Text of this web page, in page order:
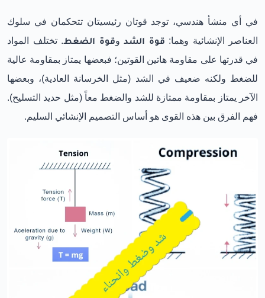
في أي منشأ هندسي، توجد قوتان رئيسيتان تتحكمان في سلوك
العناصر الإنشائية وهما: قوة الشد وقوة الضغط. تختلف المواد
في قدرتها على مقاومة هاتين القوتين؛ فبعضها يمتاز بمقاومة عالية
للضغط ولكنه ضعيف في الشد (مثل الخرسانة العادية)، وبعضها
الآخر يمتاز بمقاومة ممتازة للشد والضغط معاً (مثل حديد التسليح).
فهم الفرق بين هذه القوى هو أساس التصميم الإنشائي السليم.